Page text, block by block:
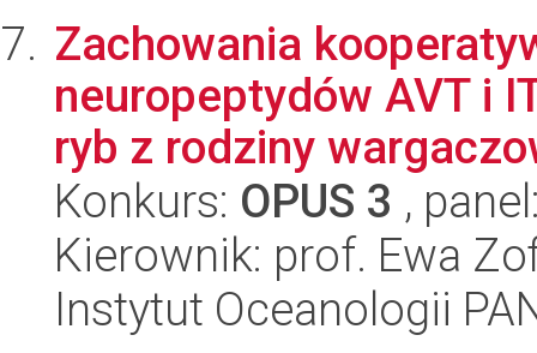
Zachowania
neuropeptydów AVT i
ryb z rodziny
Konkurs: OPUS 3 ,
Kierownik: prof. Ewa
Instytut Oceanologii